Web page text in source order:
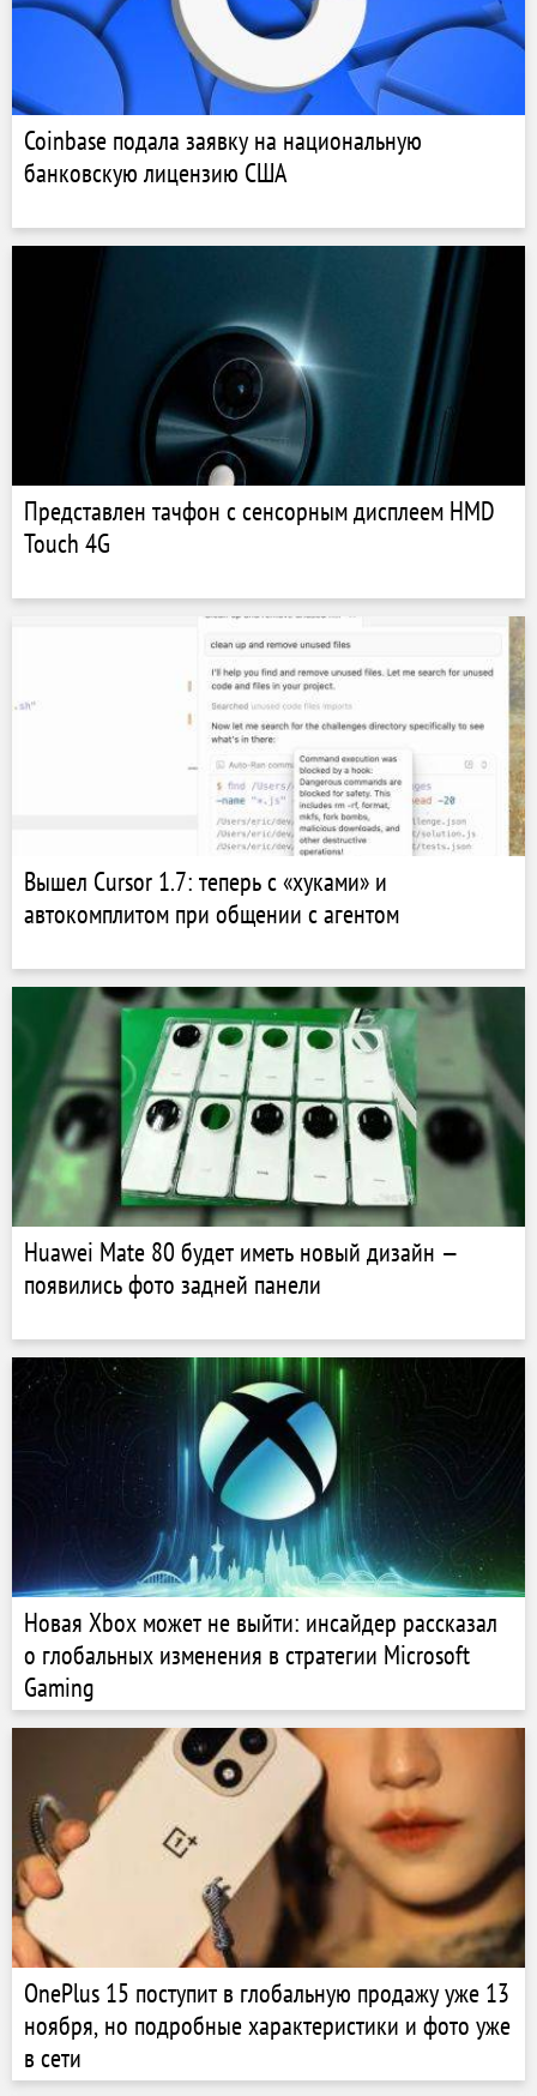
Coinbase подала заявку на национальную
банковскую лицензию США
Представлен тачфон с сенсорным дисплеем HMD
Touch 4G
Вышел Cursor 1.7: теперь с «хуками» и
автокомплитом при общении с агентом
Huawei Mate 80 будет иметь новый дизайн —
появились фото задней панели
Новая Xbox может не выйти: инсайдер рассказал
о глобальных изменения в стратегии Microsoft
Gaming
OnePlus 15 поступит в глобальную продажу уже 13
ноября, но подробные характеристики и фото уже
в сети